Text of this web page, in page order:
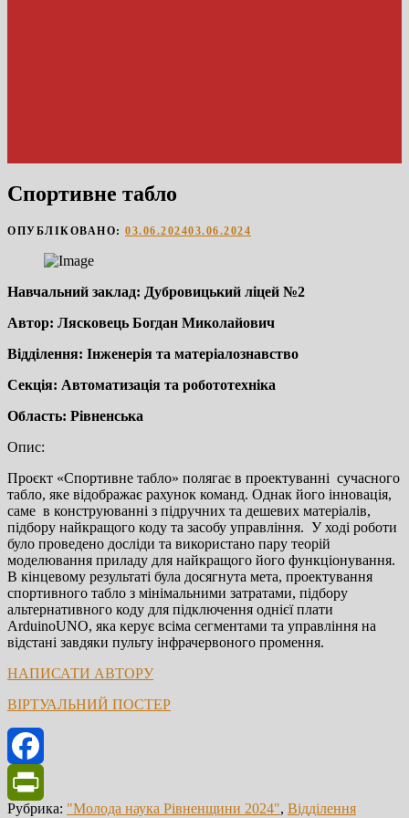
Спортивне табло
ОПУБЛІКОВАНО: 03.06.202403.06.2024
Навчальний заклад: Дубровицький ліцей №2
Автор: Лясковець Богдан Миколайович
Відділення: Інженерія та матеріалознавство
Секція: Автоматизація та робототехніка
Область: Рівненська
Опис:
Проєкт «Спортивне табло» полягає в проектуванні сучасного
табло, яке відображає рахунок команд. Однак його інновація,
саме в конструюванні з підручних та дешевих матеріалів,
підбору найкращого коду та засобу управління. У ході роботи
було проведено досліди та використано пару теорій
моделювання приладу для найкращого його функціонування.
В кінцевому результаті була досягнута мета, проектування
спортивного табло з мінімальними затратами, підбору
альтернативного коду для підключення однієї плати
ArduinoUNO, яка керує всіма сегментами та управління на
відстані завдяки пульту інфрачервоного промення.
НАПИСАТИ АВТОРУ
ВІРТУАЛЬНИЙ ПОСТЕР
Facebook
Рубрика: "Молода наука Рівненщини 2024", Відділення